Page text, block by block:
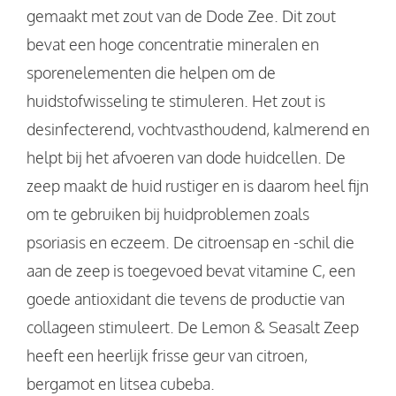
gemaakt met zout van de Dode Zee. Dit zout
bevat een hoge concentratie mineralen en
sporenelementen die helpen om de
huidstofwisseling te stimuleren. Het zout is
desinfecterend, vochtvasthoudend, kalmerend en
helpt bij het afvoeren van dode huidcellen. De
zeep maakt de huid rustiger en is daarom heel fijn
om te gebruiken bij huidproblemen zoals
psoriasis en eczeem. De citroensap en -schil die
aan de zeep is toegevoed bevat vitamine C, een
goede antioxidant die tevens de productie van
collageen stimuleert. De Lemon & Seasalt Zeep
heeft een heerlijk frisse geur van citroen,
bergamot en litsea cubeba.